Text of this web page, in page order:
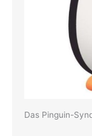
Das Pinguin-